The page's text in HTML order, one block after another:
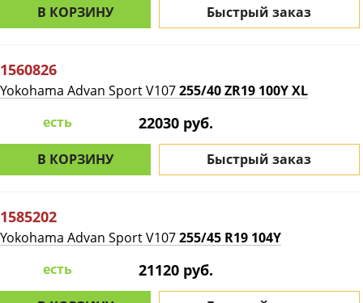
В КОРЗИНУ Быстрый заказ
1560826
Yokohama Advan Sport V107255/40 ZR19 100Y XL
есть
22030 руб.
В КОРЗИНУ Быстрый заказ
1585202
Yokohama Advan Sport V107255/45 R19 104Y
есть
21120 руб.